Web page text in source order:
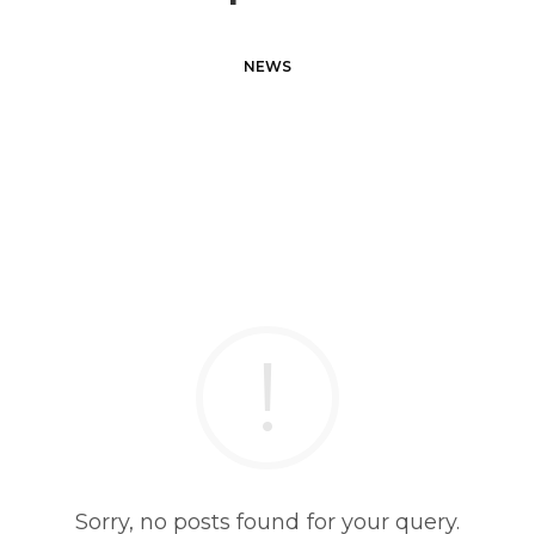
NEWS
Sorry, no posts found for your query.